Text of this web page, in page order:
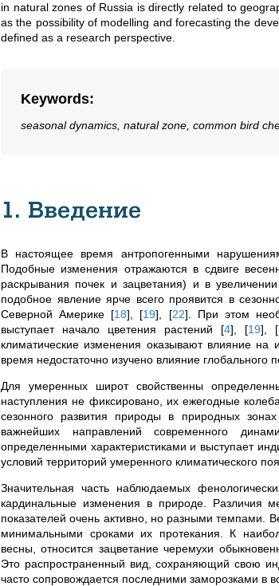
in natural zones of Russia is directly related to
as the possibility of modelling and forecasting the
defined as a research perspective.
Keywords:
seasonal dynamics, natural zone, common bird
1. Введение
В настоящее время антропогенными
Подобные изменения отражаются в сдвиге
раскрывания почек и зацветания) и в
подобное явление ярче всего проявится в
Северной Америке [18] [19] [22] . При этом
выступает начало цветения растений [4] [19] [
климатические изменения оказывают влияние
время недостаточно изучено влияние
Для умеренных широт свойственны
наступления не фиксировано, их ежегодные
сезонного развития природы в природных
важнейших направлений современного
определенными характеристиками и выступает
условий территорий умеренного климатического
Значительная часть наблюдаемых
кардинальные изменения в природе. Различия
показателей очень активно, но разными темпами.
минимальными сроками их протекания. К
весны, относится зацветание черемухи
Это распространенный вид, сохраняющий свою
часто сопровождается последними заморозками в